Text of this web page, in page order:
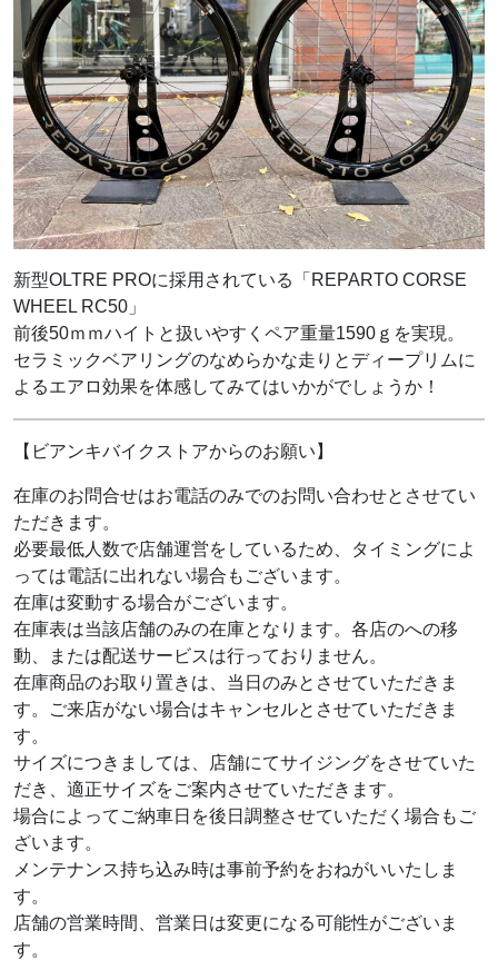
新型OLTRE PROに採用されている「REPARTO CORSE
WHEEL RC50」
前後50ｍｍハイトと扱いやすくペア重量1590ｇを実現。
セラミックベアリングのなめらかな走りとディープリムに
よるエアロ効果を体感してみてはいかがでしょうか！
【ビアンキバイクストアからのお願い】
在庫のお問合せはお電話のみでのお問い合わせとさせてい
ただきます。
必要最低人数で店舗運営をしているため、タイミングによ
っては電話に出れない場合もございます。
在庫は変動する場合がございます。
在庫表は当該店舗のみの在庫となります。各店のへの移
動、または配送サービスは行っておりません。
在庫商品のお取り置きは、当日のみとさせていただきま
す。ご来店がない場合はキャンセルとさせていただきま
す。
サイズにつきましては、店舗にてサイジングをさせていた
だき、適正サイズをご案内させていただきます。
場合によってご納車日を後日調整させていただく場合もご
ざいます。
メンテナンス持ち込み時は事前予約をおねがいいたしま
す。
店舗の営業時間、営業日は変更になる可能性がございま
す。